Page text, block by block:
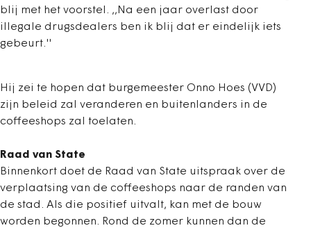
blij met het voorstel. ,,Na een jaar overlast door
illegale drugsdealers ben ik blij dat er eindelijk iets
gebeurt.''
Hij zei te hopen dat burgemeester Onno Hoes (VVD)
zijn beleid zal veranderen en buitenlanders in de
coffeeshops zal toelaten.
Raad van State
Binnenkort doet de Raad van State uitspraak over de
verplaatsing van de coffeeshops naar de randen van
de stad. Als die positief uitvalt, kan met de bouw
worden begonnen. Rond de zomer kunnen dan de